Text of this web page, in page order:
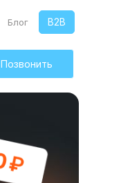
Блог B2B
Позвонить